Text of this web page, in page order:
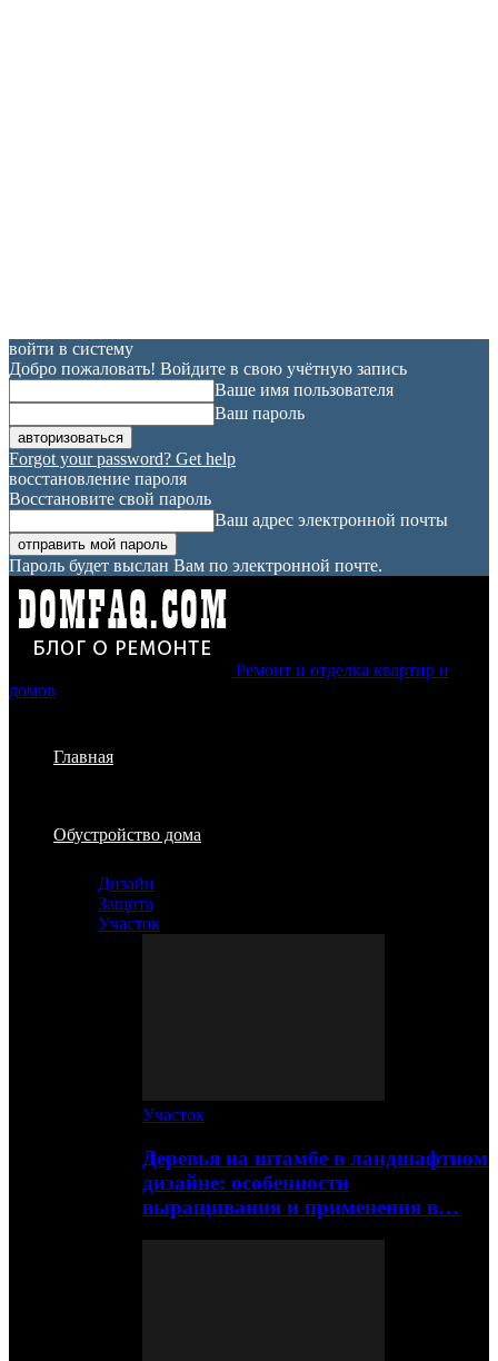
войти в систему
Добро пожаловать! Войдите в свою учётную запись
Ваше имя пользователя
Ваш пароль
Forgot your password? Get help
восстановление пароля
Восстановите свой пароль
Ваш адрес электронной почты
Пароль будет выслан Вам по электронной почте.
Ремонт и отделка квартир и
домов
Главная
Обустройство дома
Дизайн
Защита
Участок
Участок
Деревья на штамбе в ландшафтном
дизайне: особенности
выращивания и применения в…